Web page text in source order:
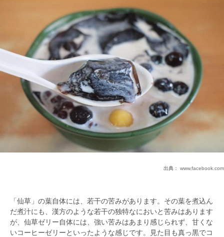
出典： www.facebook.com
「仙草」の葉自体には、若干の苦みがあります。その葉を煮込ん
だ煮汁にも、漢方のような若干の独特なにおいと苦みはあります
が、仙草ゼリー自体には、強い苦みはあまり感じられず、甘くな
いコーヒーゼリーといったような感じです。見た目も真っ黒でコ